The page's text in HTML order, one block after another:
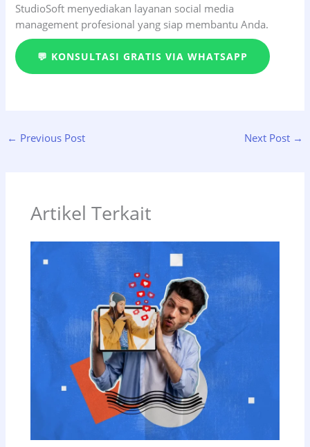
StudioSoft menyediakan layanan social media
management profesional yang siap membantu Anda.
💬 KONSULTASI GRATIS VIA WHATSAPP
← Previous Post Next Post →
Artikel Terkait